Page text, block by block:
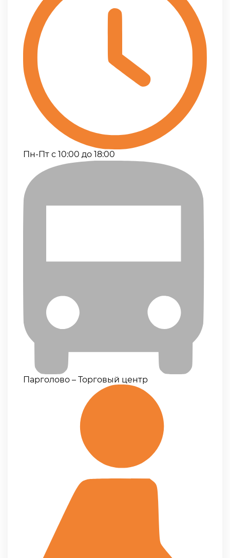
Пн-Пт с 10:00 до 18:00
Парголово – Торговый центр